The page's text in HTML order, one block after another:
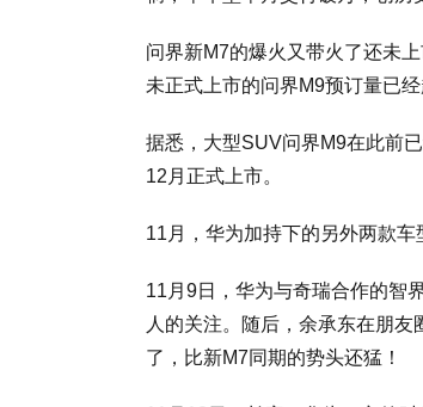
问界新M7的爆火又带火了还未
未正式上市的问界M9预订量已
据悉，大型SUV问界M9在此前
12月正式上市。
11月，华为加持下的另外两款车
11月9日，华为与奇瑞合作的智
人的关注。随后，余承东在朋
了，比新M7同期的势头还猛！